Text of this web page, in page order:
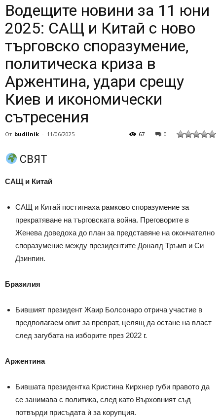
Водещите новини за 11 юни
2025: САЩ и Китай с ново
търговско споразумение,
политическа криза в
Аржентина, удари срещу
Киев и икономически
сътресения
От budilnik - 11/06/2025 0
67
СВЯТ
САЩ и Китай
САЩ и Китай постигнаха рамково споразумение за
прекратяване на търговската война. Преговорите в
Женева доведоха до план за представяне на окончателно
споразумение между президентите Доналд Тръмп и Си
Дзинпин.
Бразилия
Бившият президент Жаир Болсонаро отрича участие в
предполагаем опит за преврат, целящ да остане на власт
след загубата на изборите през 2022 г.
Аржентина
Бившата президентка Кристина Кирхнер губи правото да
се занимава с политика, след като Върховният съд
потвърди присъдата ѝ за корупция.